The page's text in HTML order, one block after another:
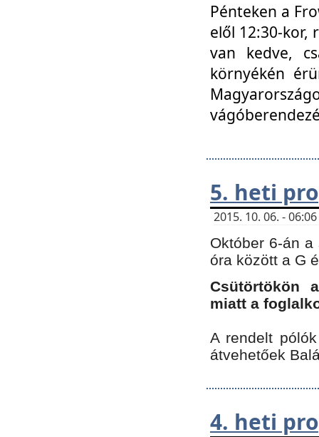
Pénteken a
elől 12:30-kor,
van kedve,
környékén
5. heti
2015. 10. 06. -
Október 6-án
óra között a G
Csütörtökön
miatt a
A rendelt
átvehetőek
4. heti